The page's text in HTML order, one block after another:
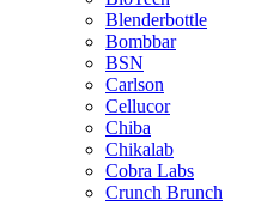
Blenderbottle
Bombbar
BSN
Carlson
Cellucor
Chiba
Chikalab
Cobra Labs
Crunch Brunch